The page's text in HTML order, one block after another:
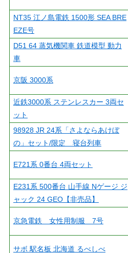
NT35 江ノ島電鉄 1500形 SEA BRE
EZE号
D51 64 蒸気機関車 鉄道模型 動力
車
京阪 3000系
近鉄3000系 ステンレスカー 3両セ
ット
98928 JR 24系「さよならあけぼ
の」セット/限定 寝台列車
E721系 0番台 4両セット
E231系 500番台 山手線 Nゲージ ジ
ャック 24 GEO【非売品】
京急電鉄 女性用制服 7号
サボ 駅名板 北海道 るべしべ